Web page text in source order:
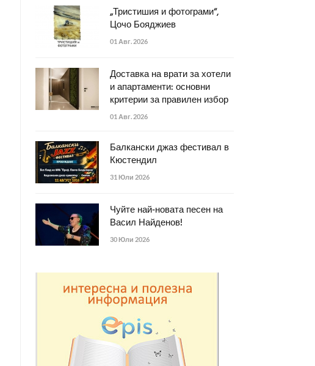
„Тристишия и фотограми“,
Цочо Бояджиев
01 Авг. 2026
Доставка на врати за хотели
и апартаменти: основни
критерии за правилен избор
01 Авг. 2026
Балкански джаз фестивал в
Кюстендил
31 Юли 2026
Чуйте най-новата песен на
Васил Найденов!
30 Юли 2026